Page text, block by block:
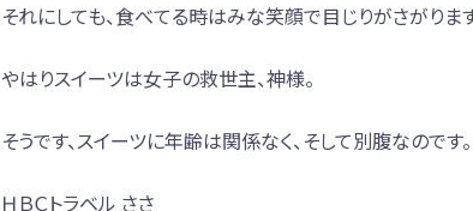
それにしても、食べてる時はみな笑顔で目じりがさがります
やはりスイーツは女子の救世主、神様。
そうです、スイーツに年齢は関係なく、そして別腹なのです。
ＨＢＣトラベル ささ